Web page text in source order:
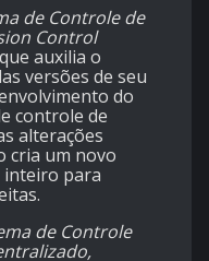
de Controle de
Control
auxilia o
versões de seu
do
controle de
alterações
cria um novo
inteiro para
de Controle